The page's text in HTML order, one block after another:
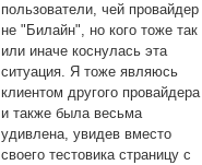
пользователи, чей провайдер
не "Билайн", но кого тоже так
или иначе коснулась эта
ситуация. Я тоже являюсь
клиентом другого провайдера
и также была весьма
удивлена, увидев вместо
своего тестовика страницу с